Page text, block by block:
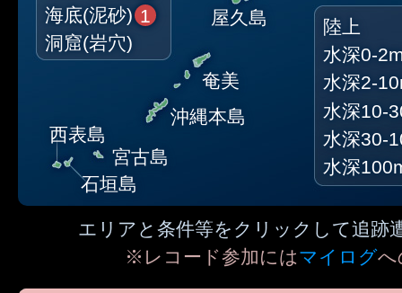
屋久島
奄美
沖縄本島
宮古島
石垣島
西表島
陸上
水深0-
水深2-
水深10-
水深30-
水深
海底(泥砂) 1
洞窟(岩穴)
エリアと条件等をクリックして追跡
※レコード参加にはマイログへ